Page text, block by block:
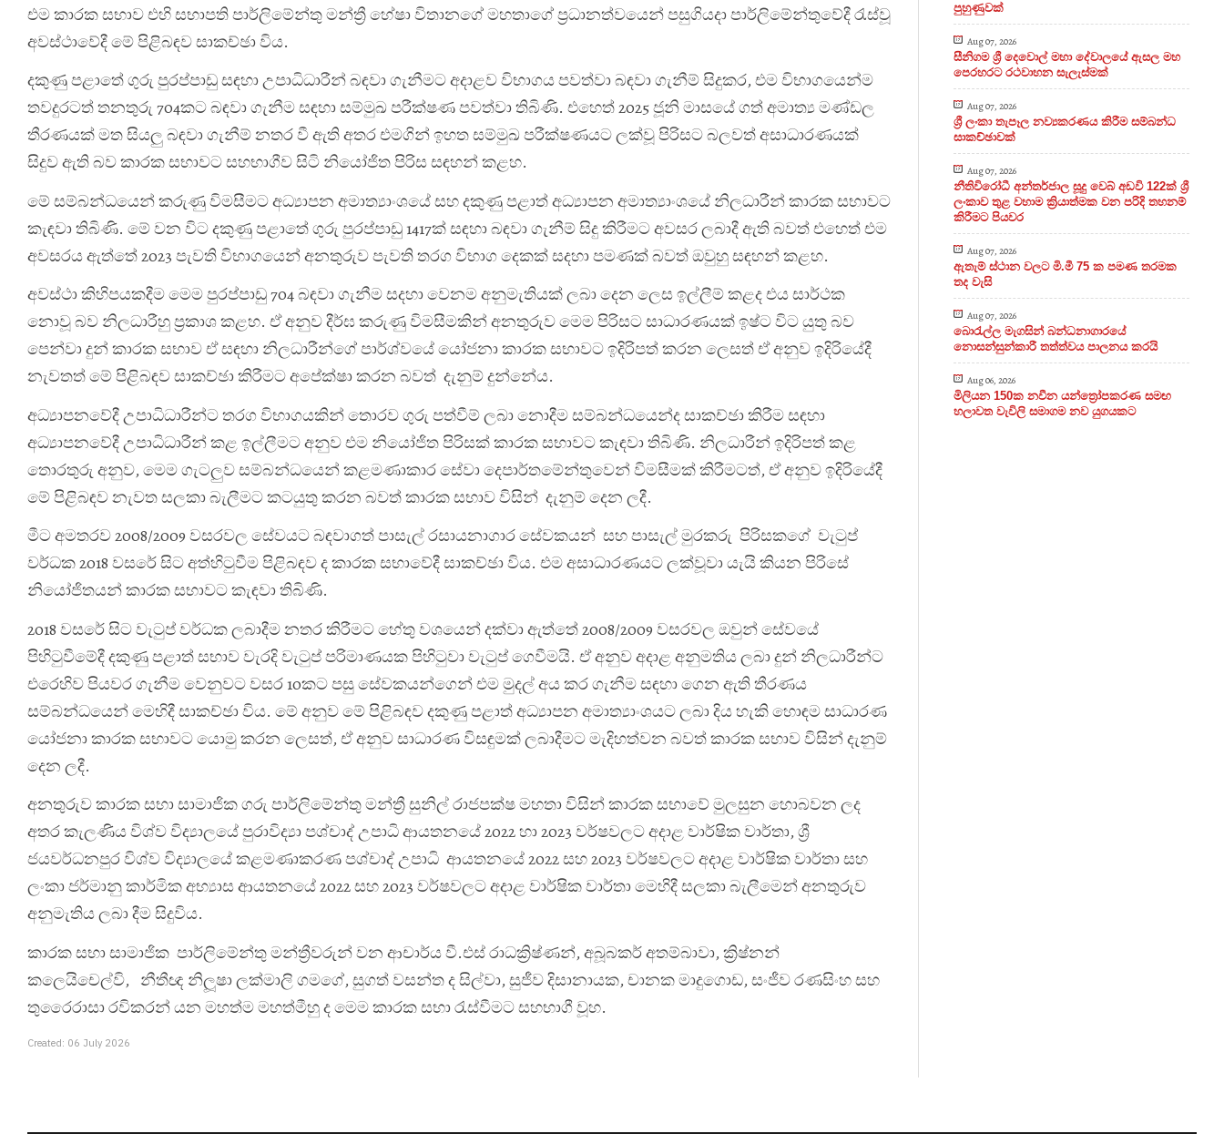
එම කාරක සභාව එහි සභාපති පාර්ලිමේන්තු මන්ත්‍රී හේෂා විතානගේ මහතාගේ ප්‍රධානත්වයෙන් පසුගියදා පාර්ලිමේන්තුවේදී රැස්වූ
අවස්ථාවේදී මේ පිළිබඳව සාකච්ඡා විය.
දකුණු පළාතේ ගුරු පුරප්පාඩු සඳහා උපාධිධාරීන් බඳවා ගැනීමට අදාළව විභාගය පවත්වා බඳවා ගැනීම් සිදුකර, එම විභාගයෙන්ම
තවදුරටත් තනතුරු 704කට බඳවා ගැනීම සඳහා සම්මුඛ පරීක්ෂණ පවත්වා තිබිණි. එහෙත් 2025 ජූනි මාසයේ ගත් අමාත්‍ය මණ්ඩල
තීරණයක් මත සියලු බඳවා ගැනීම් නතර වී ඇති අතර එමගින් ඉහත සම්මුඛ පරීක්ෂණයට ලක්වූ පිරිසට බලවත් අසාධාරණයක්
සිදුව ඇති බව කාරක සභාවට සහභාගීව සිටි නියෝජිත පිරිස සඳහන් කළහ.
මේ සම්බන්ධයෙන් කරුණු විමසීමට අධ්‍යාපන අමාත්‍යාංශයේ සහ දකුණු පළාත් අධ්‍යාපන අමාත්‍යාංශයේ නිලධාරීන් කාරක සභාවට
කැඳවා තිබිණි. මේ වන විට දකුණු පළාතේ ගුරු පුරප්පාඩු 1417ක් සඳහා බඳවා ගැනීම් සිදු කිරීමට අවසර ලබාදී ඇති බවත් එහෙත් එම
අවසරය ඇත්තේ 2023 පැවති විභාගයෙන් අනතුරුව පැවති තරග විභාග දෙකක් සදහා පමණක් බවත් ඔවුහු සඳහන් කළහ.
අවස්ථා කිහිපයකදීම මෙම පුරප්පාඩු 704 බඳවා ගැනීම සදහා වෙනම අනුමැතියක් ලබා දෙන ලෙස ඉල්ලීම් කළද එය සාර්ථක
නොවූ බව නිලධාරීහු ප්‍රකාශ කළහ. ඒ අනුව ‍දීර්ඝ කරුණු විමසීමකින් අනතුරුව මෙම පිරිසට සාධාරණයක් ඉෂ්ට විට යුතු බව
පෙන්වා දුන් කාරක සභාව ඒ සඳහා නිලධාරීන්ගේ පාර්ශ්වයේ යෝජනා කාරක සභාවට ඉදිරිපත් කරන ලෙසත් ඒ අනුව ඉදිරියේදී
නැවතත් මේ පිළිබඳව සාකච්ඡා කිරීමට අපේක්ෂා කරන බවත් දැනුම් දුන්නේය.
අධ්‍යාපනවේදී උපාධිධාරීන්ට තරග විභාගයකින් තොරව ගුරු පත්වීම් ලබා නොදීම සම්බන්ධයෙන්ද සාකච්ඡා කිරීම සඳහා
අධ්‍යාපනවේදී උපාධිධාරීන් කළ ඉල්ලීමට අනුව එම නියෝජිත පිරිසක් කාරක සභාවට කැඳවා තිබිණි. නිලධාරීන් ඉදිරිපත් කළ
තොරතුරු අනුව, මෙම ගැටලුව සම්බන්ධයෙන් කළමණාකාර සේවා දෙපාර්තමේන්තුවෙන් විමසීමක් කිරීමටත්, ඒ අනුව ඉදිරියේදී
මේ පිළිබඳව නැවත සලකා බැලීමට කටයුතු කරන බවත් කාරක සභාව විසින් දැනුම් දෙන ලදී.
මීට අමතරව 2008/2009 වසරවල සේවයට බඳවාගත් පාසැල් රසායනාගාර සේවකයන් සහ පාසැල් මුරකරු පිරිසකගේ වැටුප්
වර්ධක 2018 වසරේ සිට අත්හිටුවීම පිළිබඳව ද කාරක සභාවේදී සාකච්ඡා විය. එම අසාධාරණයට ලක්වූවා යැයි කියන පිරිසේ
නියෝජිතයන් කාරක සභාවට කැඳවා තිබිණි.
2018 වසරේ සිට වැටුප් වර්ධක ලබාදීම නතර කිරීමට හේතු වශයෙන් දක්වා ඇත්තේ 2008/2009 වසරවල ඔවුන් සේවයේ
පිහිටුවීමේදී දකුණු පළාත් සභාව වැරදි වැටුප් පරිමාණයක පිහිටුවා වැටුප් ගෙවීමයි. ඒ අනුව අදාළ අනුමතිය ලබා දුන් නිලධාරීන්ට
එරෙහිව පියවර ගැනීම වෙනුවට වසර 10කට පසු සේවකයන්ගෙන් එම මුදල් අය කර ගැනීම සඳහා ගෙන ඇති තීරණය
සම්බන්ධයෙන් මෙහිදී සාකච්ඡා විය. මේ අනුව මේ පිළිබඳව දකුණු පළාත් අධ්‍යාපන අමාත්‍යාංශයට ලබා දිය හැකි හොඳම සාධාරණ
යෝජනා කාරක සභාවට යොමු කරන ලෙසත්, ඒ අනුව සාධාරණ විසඳුමක් ලබාදීමට මැදිහත්වන බවත් කාරක සභාව විසින් දැනුම්
දෙන ලදී.
අනතුරුව කාරක සභා සාමාජික ගරු පාර්ලිමේන්තු මන්ත්‍රී සුනිල් රාජපක්ෂ මහතා විසින් කාරක සභාවේ මුලසුන හොබවන ලද
අතර කැලණිය විශ්ව විද්‍යාල‍යේ පුරාවිද්‍යා පශ්චාද් උපාධි ආයතනයේ 2022 හා 2023 වර්ෂවලට අදාළ වාර්ෂික වාර්තා, ශ්‍රී
ජයවර්ධනපුර විශ්ව විද්‍යාලයේ කළමණාකරණ පශ්චාද් උපාධි ආයතනයේ 2022 සහ 2023 වර්ෂවලට අදාළ වාර්ෂික වාර්තා සහ
ලංකා ජර්මානු කාර්මික අභ්‍යාස ආයතනයේ 2022 සහ 2023 වර්ෂවලට අදාළ වාර්ෂික වාර්තා මෙහිදී සලකා බැලීමෙන් අනතුරුව
අනුමැතිය ලබා දීම සිදුවිය.
කාරක සභා සාමාජික පාර්ලිමේන්තු මන්ත්‍රීවරුන් වන ආචාර්ය වී.එස් රාධක්‍රිෂ්ණන්, අබූබකර් අතම්බාවා, ක්‍රිෂ්නන්
කලෙයිචෙල්වි, නීතීඥ නිලූෂා ලක්මාලි ගමගේ, සුගත් වසන්ත ද සිල්වා, සුජීව දිසානායක, චානක මාදුගොඩ, සංජීව රණසිංහ සහ
තුරෛරාසා රවිකරන් යන මහත්ම මහත්මීහු ද මෙම කාරක සභා රැස්වීමට සහභාගී වූහ.
Created: 06 July 2026
පුහුණුවක්
Aug 07, 2026
සීනිගම ශ්‍රී දෙවොල් මහා දේවාලයේ ඇසල මහ
පෙරහරට රථවාහන සැලැස්මක්
Aug 07, 2026
ශ්‍රී ලංකා තැපෑල නව්‍යකරණය කිරීම සම්බන්ධ
සාකච්ඡාවක්
Aug 07, 2026
නීතිවිරෝධී අන්තර්ජාල සූදු වෙබ් අඩවි 122ක් ශ්‍රී
ලංකාව තුළ වහාම ක්‍රියාත්මක වන පරිදි තහනම්
කිරීමට පියවර
Aug 07, 2026
ඇතැම් ස්ථාන වලට මි.මී 75 ක පමණ තරමක
තද වැසි
Aug 07, 2026
බොරැල්ල මැගසින් බන්ධනාගාරයේ
නොසන්සුන්කාරී තත්ත්වය පාලනය කරයි
Aug 06, 2026
මිලියන 150ක නවීන යන්ත්‍රෝපකරණ සමඟ
හලාවත වැවිලි සමාගම නව යුගයකට